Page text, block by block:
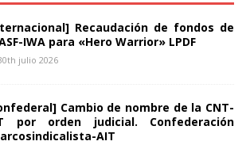
Recaudación de fondos de
IWA para «Hero Warrior» LPDF
julio 2026
Cambio de nombre de la CNT-
por orden judicial. Confederación
AIT